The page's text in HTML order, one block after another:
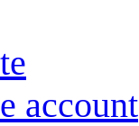
account